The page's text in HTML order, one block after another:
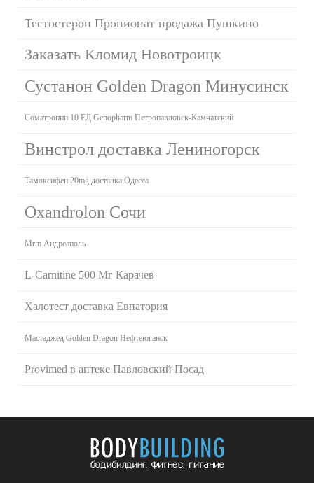
Тестостерон Пропионат продажа Пушкино
Заказать Кломид Новотроицк
Сустанон Golden Dragon Минусинск
Соматропин 10 ЕД Genopharm Петропавловск-Камчатский
Винстрол доставка Лениногорск
Тамоксифен 20mg доставка Одесса
Oxandrolon Сочи
Mrm Андреаполь
L-Carnitine 500 Мг Карачев
Халотест доставка Евпатория
Мастаджед Golden Dragon Нефтеюганск
Provimed в аптеке Павловский Посад